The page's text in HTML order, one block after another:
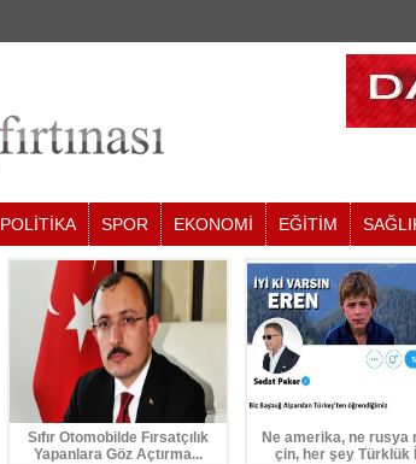
POLİTİKA SPOR EKONOMİ EĞİTİM
Sıfır Otomobilde Fırsatçılık
Yapanlara Göz Açtırma...
Ne amerika, ne rusya
çin, her şey Türklük